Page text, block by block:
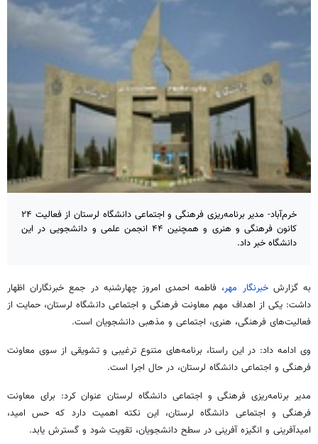
خرم‌آباد- مدیر برنامه‌ریزی فرهنگی و اجتماعی دانشگاه لرستان از فعالیت ۲۴
کانون فرهنگی و هنری و همچنین ۴۴ انجمن علمی و دانشجویی در این
دانشگاه خبر داد.
به گزارش خبرنگار مهر، فاطمه احمدی امروز چهارشنبه در جمع خبرنگاران اظهار
داشت: یکی از اهداف مهم معاونت فرهنگی و اجتماعی دانشگاه لرستان، حمایت از
فعالیت‌های فرهنگی، هنری، اجتماعی و مذهبی دانشجویان است.
وی ادامه داد: در این راستا، برنامه‌های متنوع ترغیبی و تشویقی از سوی معاونت
فرهنگی و اجتماعی دانشگاه لرستان، در حال اجرا است.
مدیر برنامه‌ریزی فرهنگی و اجتماعی دانشگاه لرستان عنوان کرد: برای معاونت
فرهنگی و اجتماعی دانشگاه لرستان، این نکته اهمیت دارد که حس امید،
امیدآفرینی و انگیزه آفرینی در سطح دانشجویان، تقویت شود و گسترش یابد.